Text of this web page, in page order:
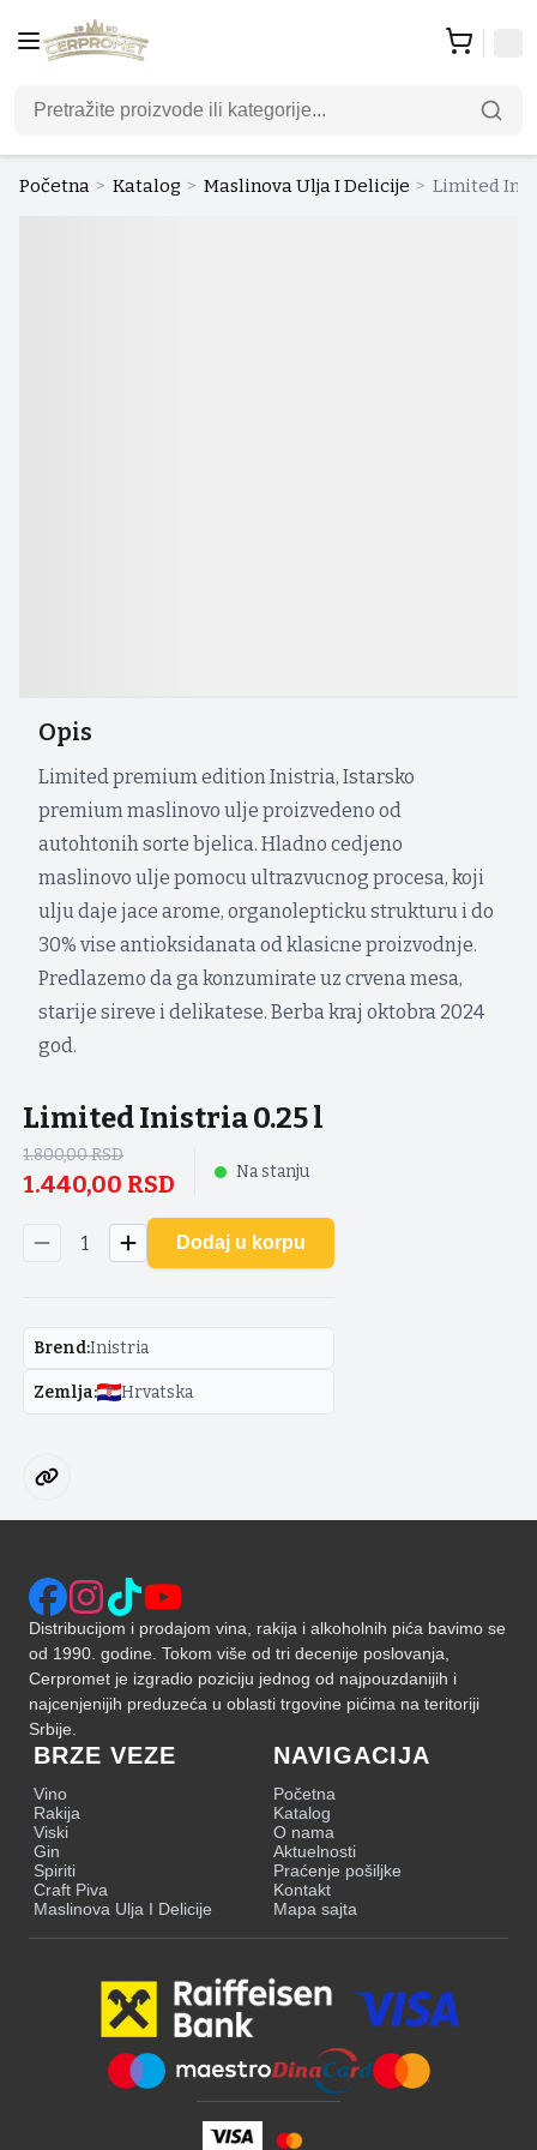
Početna > Katalog > Maslinova Ulja I Delicije > Limited
Opis
Limited premium edition Inistria, Istarsko
premium maslinovo ulje proizvedeno od
autohtonih sorte bjelica. Hladno cedjeno
maslinovo ulje pomocu ultrazvucnog procesa, koji
ulju daje jace arome, organolepticku strukturu i do
30% vise antioksidanata od klasicne proizvodnje.
Predlazemo da ga konzumirate uz crvena mesa,
starije sireve i delikatese. Berba kraj oktobra 2024
god.
Limited Inistria 0.25 l
1.800,00RSD
1.440,00 RSD Na stanju
1 Dodaj u korpu
Brend:Inistria
Zemlja: Hrvatska
Distribucijom i prodajom vina, rakija i alkoholnih pića bavimo se
od 1990. godine. Tokom više od tri decenije poslovanja,
Cerpromet je izgradio poziciju jednog od najpouzdanijih i
najcenjenijih preduzeća u oblasti trgovine pićima na teritoriji
Srbije.
BRZE VEZE
Vino
Rakija
Viski
Gin
Spiriti
Craft Piva
Maslinova Ulja I Delicije
NAVIGACIJA
Početna
Katalog
O nama
Aktuelnosti
Praćenje pošiljke
Kontakt
Mapa sajta